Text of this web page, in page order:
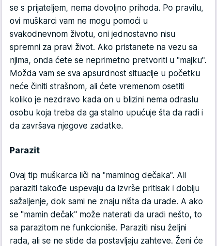
se s prijateljem, nema dovoljno prihoda. Po pravilu,
ovi muškarci vam ne mogu pomoći u
svakodnevnom životu, oni jednostavno nisu
spremni za pravi život. Ako pristanete na vezu sa
njima, onda ćete se neprimetno pretvoriti u "majku".
Možda vam se sva apsurdnost situacije u početku
neće činiti strašnom, ali ćete vremenom osetiti
koliko je nezdravo kada on u blizini nema odraslu
osobu koja treba da ga stalno upućuje šta da radi i
da završava njegove zadatke.
Parazit
Ovaj tip muškarca liči na "maminog dečaka". Ali
paraziti takođe uspevaju da izvrše pritisak i dobiju
sažaljenje, dok sami ne znaju ništa da urade. A ako
se "mamin dečak" može naterati da uradi nešto, to
sa parazitom ne funkcioniše. Paraziti nisu željni
rada, ali se ne stide da postavljaju zahteve. Ženi će